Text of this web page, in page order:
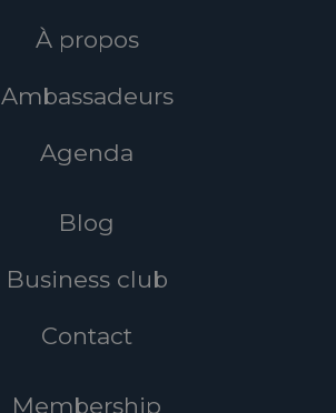
À propos
Ambassadeurs
Agenda
Blog
Business club
Contact
Membership